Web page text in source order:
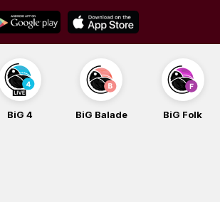
BiG 4 BiG Balade BiG Folk